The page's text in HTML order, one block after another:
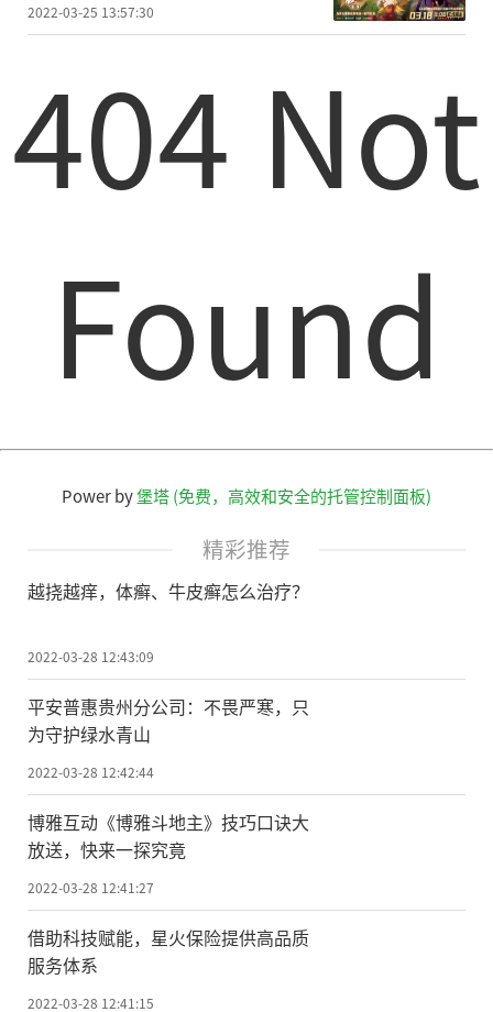
2022-03-25 13:57:30
404 Not
Found
Power by堡塔 (免费，高效和安全的托管控制面板)
精彩推荐
越挠越痒，体癣、牛皮癣怎么治疗？
2022-03-28 12:43:09
平安普惠贵州分公司：不畏严寒，只
为守护绿水青山
2022-03-28 12:42:44
博雅互动《博雅斗地主》技巧口诀大
放送，快来一探究竟
2022-03-28 12:41:27
借助科技赋能，星火保险提供高品质
服务体系
2022-03-28 12:41:15